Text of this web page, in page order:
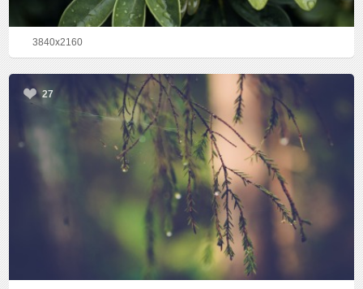
3840x2160
27